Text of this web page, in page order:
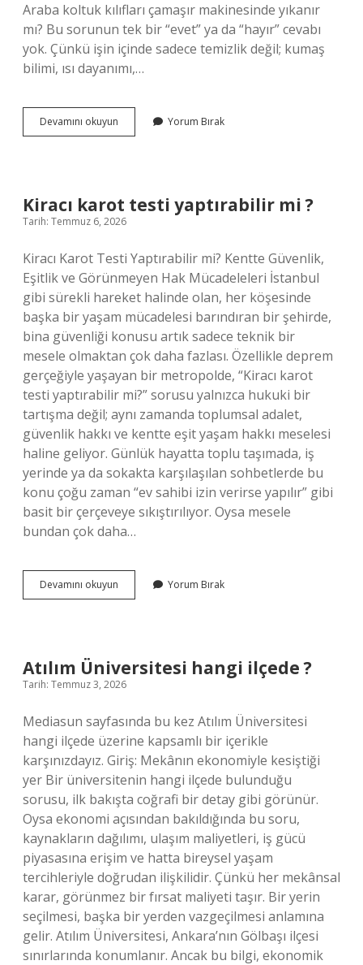
Araba koltuk kılıfları çamaşır makinesinde yıkanır
mı? Bu sorunun tek bir “evet” ya da “hayır” cevabı
yok. Çünkü işin içinde sadece temizlik değil; kumaş
bilimi, ısı dayanımı,…
Devamını okuyun
koltuk
mı
?
Yorum Bırak
Kiracı karot testi yaptırabilir mi ?
Tarih: Temmuz 6, 2026
Kiracı Karot Testi Yaptırabilir mi? Kentte Güvenlik,
Eşitlik ve Görünmeyen Hak Mücadeleleri İstanbul
gibi sürekli hareket halinde olan, her köşesinde
başka bir yaşam mücadelesi barındıran bir şehirde,
bina güvenliği konusu artık sadece teknik bir
mesele olmaktan çok daha fazlası. Özellikle deprem
gerçeğiyle yaşayan bir metropolde, “Kiracı karot
testi yaptırabilir mi?” sorusu yalnızca hukuki bir
tartışma değil; aynı zamanda toplumsal adalet,
güvenlik hakkı ve kentte eşit yaşam hakkı meselesi
haline geliyor. Günlük hayatta toplu taşımada, iş
yerinde ya da sokakta karşılaşılan sohbetlerde bu
konu çoğu zaman “ev sahibi izin verirse yapılır” gibi
basit bir çerçeveye sıkıştırılıyor. Oysa mesele
bundan çok daha…
Devamını okuyun
karot
Yorum Bırak
Atılım Üniversitesi hangi ilçede ?
Tarih: Temmuz 3, 2026
Mediasun sayfasında bu kez Atılım Üniversitesi
hangi ilçede üzerine kapsamlı bir içerikle
karşınızdayız. Giriş: Mekânın ekonomiyle kesiştiği
yer Bir üniversitenin hangi ilçede bulunduğu
sorusu, ilk bakışta coğrafi bir detay gibi görünür.
Oysa ekonomi açısından bakıldığında bu soru,
kaynakların dağılımı, ulaşım maliyetleri, iş gücü
piyasasına erişim ve hatta bireysel yaşam
tercihleriyle doğrudan ilişkilidir. Çünkü her mekânsal
karar, görünmez bir fırsat maliyeti taşır. Bir yerin
seçilmesi, başka bir yerden vazgeçilmesi anlamına
gelir. Atılım Üniversitesi, Ankara’nın Gölbaşı ilçesi
sınırlarında konumlanır. Ancak bu bilgi, ekonomik